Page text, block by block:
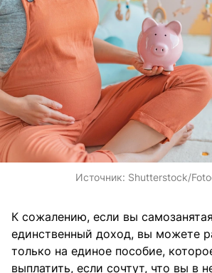
Источник: Shutterstock/
К сожалению, если вы
единственный доход, вы можете
только на единое пособие,
выплатить, если сочтут, что вы в